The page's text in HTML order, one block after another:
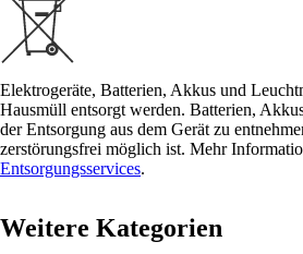
Elektrogeräte, Batterien, Akkus und
Hausmüll entsorgt werden. Batterien,
der Entsorgung aus dem Gerät zu
zerstörungsfrei möglich ist. Mehr
Entsorgungsservices.
Weitere Kategorien